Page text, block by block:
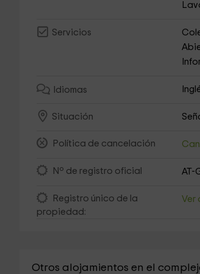
Servicios
Idiomas
Situación
Política de cancelación
Nº de registro oficial AT-
Registro único de la
propiedad:
Ver
Otros alojamientos en el